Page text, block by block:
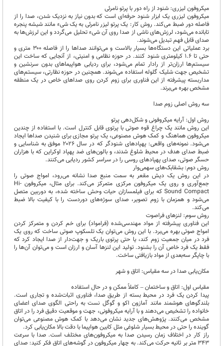
میکروفون لیزری: شنود از راه دور با پرتو نامرئی
میکروفون لیزری یک ابزار شنود حرفه‌ای است که بدون نیاز به نزدیک شدن، صدا را از
فاصله دور ضبط می‌کند. روش کار: یک پرتو لیزر نامرئی به یک شیء مانند شیشه پنجره
تابانده می‌شود، لرزش‌های ناشی از صدا روی آن شیء تحلیل می‌گردد و این لرزش‌ها به
صدای قابل فهم تبدیل می‌شوند.
برد عملیاتی این دستگاه‌ها بسیار بالاست و می‌توانند صداها را از فاصله ۳۰۰ متری و
حتی تا ۱.۶ کیلومتری شنود کنند. در حوزه نظامی و امنیتی، از آنجایی که ساخت این
سیستم‌ها ارزان‌تر از رادار تمام می‌شود، برای ردیابی هواپیماهای بدون سرنشین و
تشخیص جهت شلیک گلوله استفاده می‌شوند. همچنین در حوزه نظارتی، سیستم‌های
مداربسته پیشرفته از این فناوری برای زوم کردن روی صداهای خاص در یک منطقه
مشخص بهره می‌برند.
سه روش اصلی زوم صدا
روش اول: آرایه میکروفونی و شکل‌دهی پرتو
این روش مانند یک چراغ قوه صوتی با پرتوی قابل کنترل است. با استفاده از چندین
میکروفون هماهنگ و کمک هوش مصنوعی، یک پرتو مجازی برای شنیدن صداها ایجاد
می‌شود. نمونه‌های واقعی: پهپادهای شنودگر که در سال ۲۰۲۶ موفق به شناسایی و
ضبط صدای هدف در محیط شلوغ شدند، و بالون‌های ضد پهپاد اوکراین که با هزاران
حسگر صوتی، صدای پهپادهای روسی را در سراسر کشور ردیابی می‌کنند.
روش دوم: بشقابک‌های سهمی‌وار
در این روش یک دیش مقعر به سمت منبع صدا نشانه می‌رود، امواج صوتی را
جمع‌آوری و روی یک میکروفون مرکزی متمرکز می‌کند. برای مثال، میکروفون Hi-
Sound Compact که برای فیلمسازان حیات وحش ساخته شده، به دوربین متصل
می‌شود و همزمان با زوم تصویر، صدای سوژه‌های دوردست را با کیفیت بالا ضبط
می‌کند.
روش سوم: لنزهای فراصوت
این فناوری پیشرفته از مواد مهندسی‌شده (فرامواد) برای خم کردن و متمرکز کردن
امواج صوتی بهره می‌برد. با این روش می‌توان یک تلسکوپ صوتی ساخت که روی یک
فرد در میان جمعیت زوم کند، یا حتی پرتوی باریک و جهت‌دار از صدا ایجاد کرد که
فقط یک فرد خاص آن را بشنود. تولید این لنزها آسان و ارزان است و می‌توان آن‌ها را
با چاپگر سه‌بعدی از مواد بازیافتی ساخت.
مکان‌یابی صدا در سه مقیاس: اتاق و شهر
مقیاس اول: اتاق و ساختمان – کاملاً ممکن و در حال استفاده
پیدا کردن یک فرد در محیط بسته از طریق صدا، فناوری اثبات‌شده و تجاری است.
بلندگوهای هوشمند مانند آمازون اکو و گوگل نست به راحتی الگوی صدای اعضای
خانواده را تشخیص می‌دهند و با آرایه میکروفونی، جهت و موقعیت دقیق فرد را در اتاق
مشخص می‌کنند. پژوهش‌های جدید نشان می‌دهد با کمک هوش مصنوعی می‌توان
گوینده را حتی در محیط بسیار شلوغی مثل کابین هواپیما با دقت بالا مکان‌یابی کرد.
راز کار در اختلاف زمان رسیدن صدا به میکروفون‌های مختلف است. صدا با سرعت
۳۴۳ متر بر ثانیه حرکت می‌کند. به چهار میکروفون در گوشه‌های اتاق فکر کنید: صدای